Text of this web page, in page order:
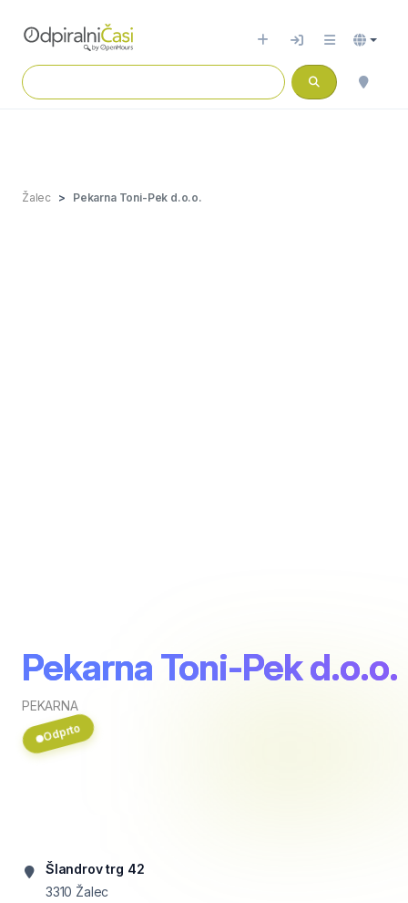
Žalec Pekarna Toni-Pek d.o.o.
Pekarna Toni-Pek d.o.o.
PEKARNA
Odprto
Šlandrov trg 42
3310 Žalec